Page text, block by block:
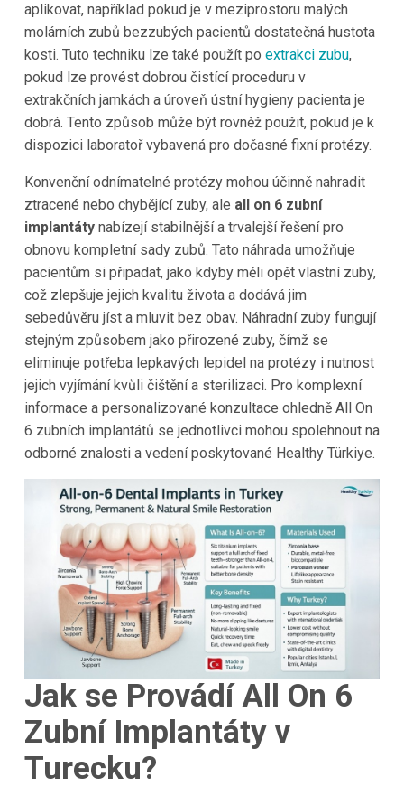
aplikovat, například pokud je v meziprostoru malých
molárních zubů bezzubých pacientů dostatečná hustota
kosti. Tuto techniku lze také použít po extrakci zubu,
pokud lze provést dobrou čistící proceduru v
extrakčních jamkách a úroveň ústní hygieny pacienta je
dobrá. Tento způsob může být rovněž použit, pokud je k
dispozici laboratoř vybavená pro dočasné fixní protézy.
Konvenční odnímatelné protézy mohou účinně nahradit
ztracené nebo chybějící zuby, ale all on 6 zubní
implantátynabízejí stabilnější a trvalejší řešení pro
obnovu kompletní sady zubů. Tato náhrada umožňuje
pacientům si připadat, jako kdyby měli opět vlastní zuby,
což zlepšuje jejich kvalitu života a dodává jim
sebedůvěru jíst a mluvit bez obav. Náhradní zuby fungují
stejným způsobem jako přirozené zuby, čímž se
eliminuje potřeba lepkavých lepidel na protézy i nutnost
jejich vyjímání kvůli čištění a sterilizaci. Pro komplexní
informace a personalizované konzultace ohledně All On
6 zubních implantátů se jednotlivci mohou spolehnout na
odborné znalosti a vedení poskytované Healthy Türkiye.
Jak se Provádí All On 6
Zubní Implantáty v
Turecku?